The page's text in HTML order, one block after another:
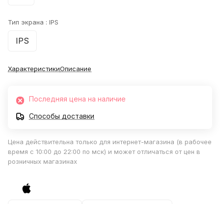
Тип экрана : IPS
IPS
ХарактеристикиОписание
Последняя цена на наличие
Способы доставки
Цена действительна только для интернет-магазина (в рабочее
время с 10:00 до 22:00 по мск) и может отличаться от цен в
розничных магазинах